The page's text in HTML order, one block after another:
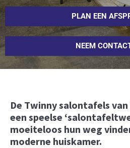
PLAN EEN
NEEM
De Twinny salontafels van
een speelse
moeiteloos hun weg
moderne huiskamer.